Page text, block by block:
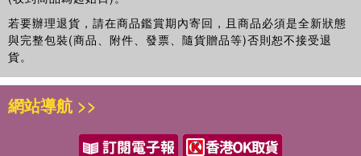
as Open Access from the individual product page at
www.taylorfrancis.com. It has been made available under
a Creative Commons Attribution 4.0 International license.
Funded by the University of Bamberg.
若要辦理退貨，請在商品鑑賞期內寄回，且商品必須是全新狀態
與完整包裝(商品、附件、發票、隨貨贈品等)否則恕不接受退
貨。
網站導航 >>